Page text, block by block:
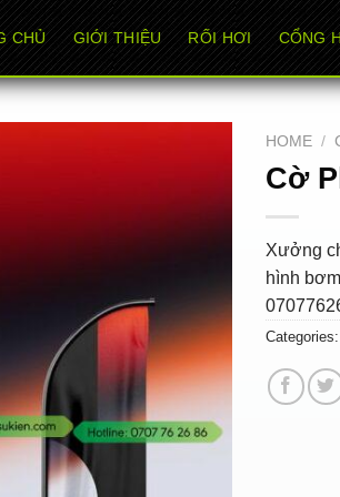
CHỦ GIỚI THIỆU RỐI HƠI CỔNG
HOME /
Cờ
Xưởng
hình
Categories: